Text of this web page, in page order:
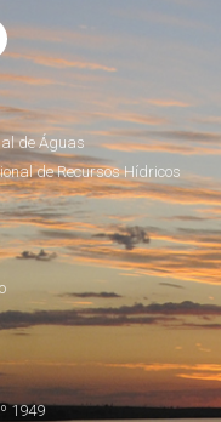
de Águas
de Recursos Hídricos
1949